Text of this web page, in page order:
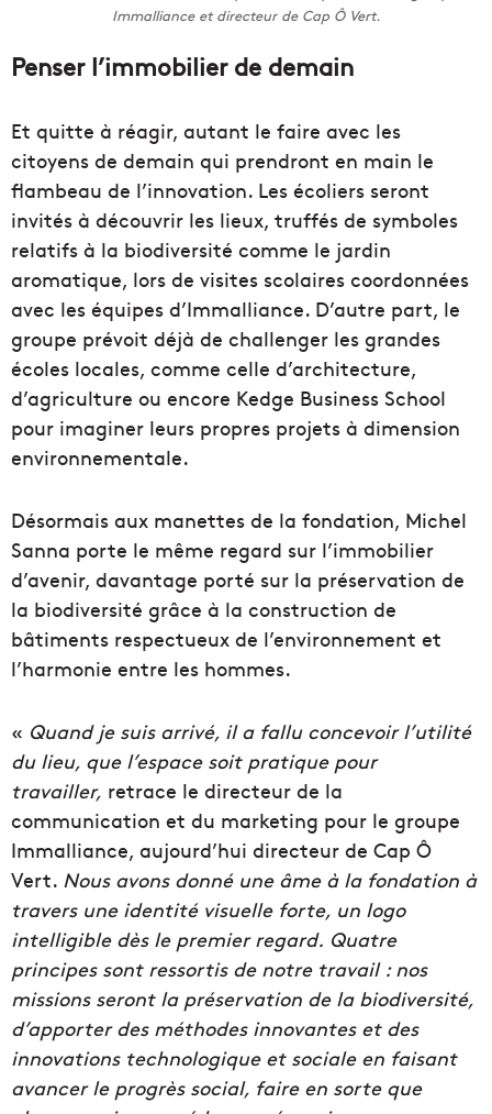
Immalliance et directeur de Cap Ô Vert.
Penser l’immobilier de demain
Et quitte à réagir, autant le faire avec les
citoyens de demain qui prendront en main le
flambeau de l’innovation. Les écoliers seront
invités à découvrir les lieux, truffés de symboles
relatifs à la biodiversité comme le jardin
aromatique, lors de visites scolaires coordonnées
avec les équipes d’Immalliance. D’autre part, le
groupe prévoit déjà de challenger les grandes
écoles locales, comme celle d’architecture,
d’agriculture ou encore Kedge Business School
pour imaginer leurs propres projets à dimension
environnementale.
Désormais aux manettes de la fondation, Michel
Sanna porte le même regard sur l’immobilier
d’avenir, davantage porté sur la préservation de
la biodiversité grâce à la construction de
bâtiments respectueux de l’environnement et
l’harmonie entre les hommes.
« Quand je suis arrivé, il a fallu concevoir l’utilité
du lieu, que l’espace soit pratique pour
travailler, retrace le directeur de la
communication et du marketing pour le groupe
Immalliance, aujourd’hui directeur de Cap Ô
Vert. Nous avons donné une âme à la fondation à
travers une identité visuelle forte, un logo
intelligible dès le premier regard. Quatre
principes sont ressortis de notre travail : nos
missions seront la préservation de la biodiversité,
d’apporter des méthodes innovantes et des
innovations technologique et sociale en faisant
avancer le progrès social, faire en sorte que